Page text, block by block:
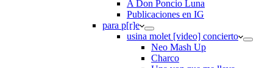
A Don Poncio Luna
Publicaciones en IG
para p[r]e
usina molet [video] concierto
Neo Mash Up
Charco